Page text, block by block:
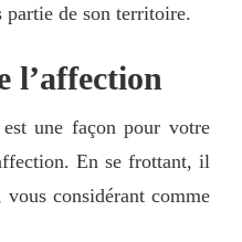
partie de son territoire.
l’affection
une façon pour votre
En se frottant, il
considérant comme